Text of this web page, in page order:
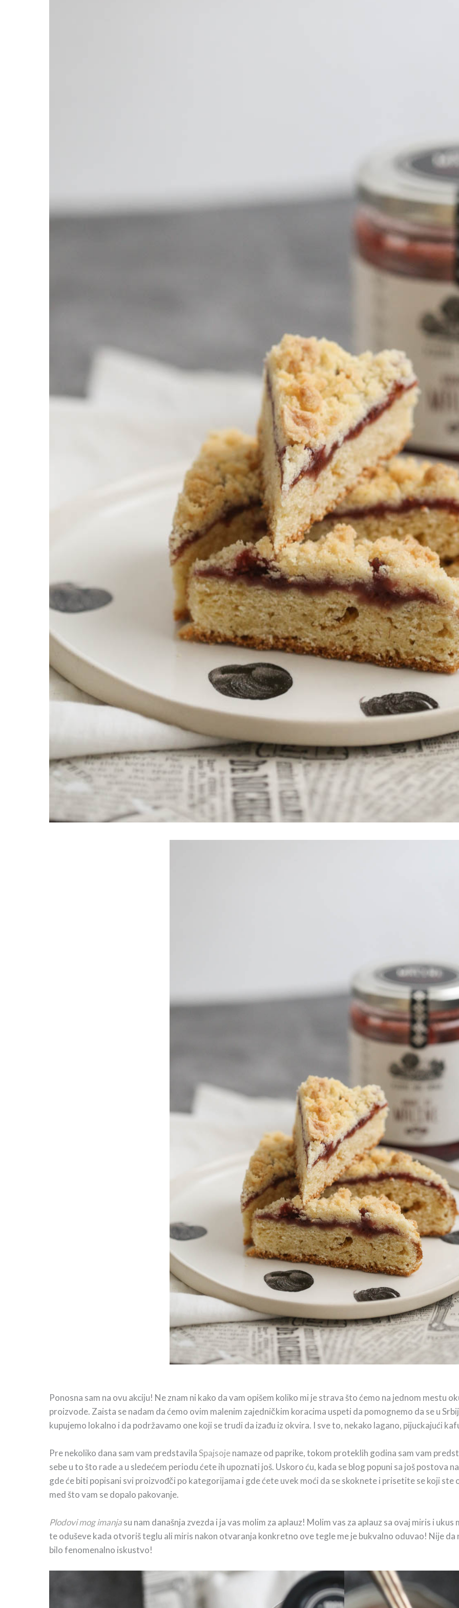
Ponosna sam na ovu akciju! Ne znam ni kako da vam opišem koliko mi je strava što ćemo na jednom mestu
proizvode. Zaista se nadam da ćemo ovim malenim zajedničkim koracima uspeti da pomognemo da se u
kupujemo lokalno i da podržavamo one koji se trudi da izađu iz okvira. I sve to, nekako lagano, pijuckajući
Pre nekoliko dana sam vam predstavilaSpajsojenamaze od paprike, tokom proteklih godina sam vam
sebe u to što rade a u sledećem periodu ćete ih upoznati još. Uskoro ću, kada se blog popuni sa još postova
gde će biti popisani svi proizvođči po kategorijama i gde ćete uvek moći da se skoknete i prisetite se koji
med što vam se dopalo pakovanje.
Plodovi mog imanjasu nam današnja zvezda i ja vas molim za aplauz! Molim vas za aplauz sa ovaj miris i
te oduševe kada otvoriš teglu ali miris nakon otvaranja konkretno ove tegle me je bukvalno oduvao! Nije
bilo fenomenalno iskustvo!